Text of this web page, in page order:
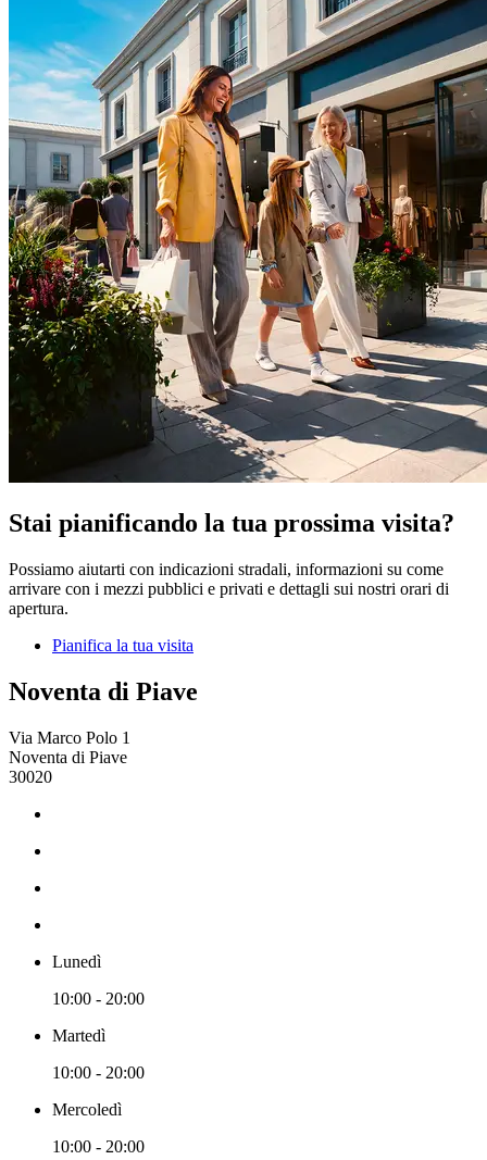
Stai pianificando la tua prossima visita?
Possiamo aiutarti con indicazioni stradali, informazioni su come
arrivare con i mezzi pubblici e privati e dettagli sui nostri orari di
apertura.
Pianifica la tua visita
Noventa di Piave
Via Marco Polo 1
Noventa di Piave
30020
Lunedì
10:00 - 20:00
Martedì
10:00 - 20:00
Mercoledì
10:00 - 20:00